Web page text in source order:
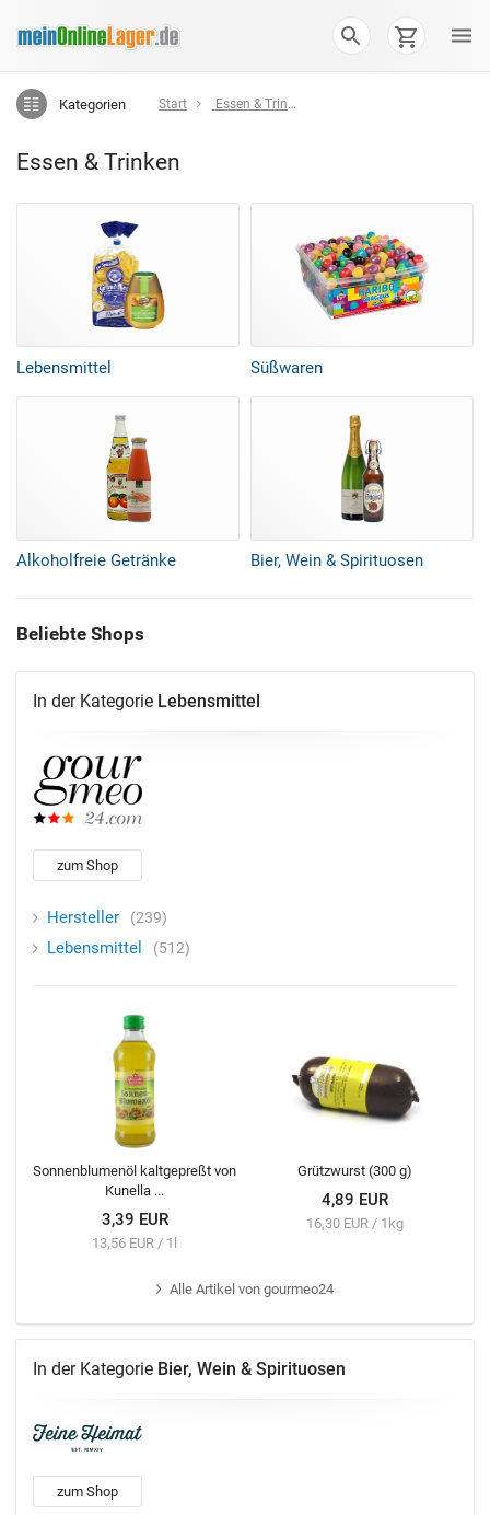
Kategorien Start Essen & Trinken
Essen & Trinken
Lebensmittel Süßwaren
Alkoholfreie Getränke Bier, Wein & Spirituosen
Beliebte Shops
In der Kategorie Lebensmittel
zum Shop
Hersteller 239
Lebensmittel 512
Sonnenblumenöl kaltgepreßt von
Kunella ...
3,39 EUR
13,56 EUR / 1l
Grützwurst (300 g)
4,89 EUR
16,30 EUR / 1kg
AlleArtikel von gourmeo24
In der Kategorie Bier, Wein & Spirituosen
zum Shop